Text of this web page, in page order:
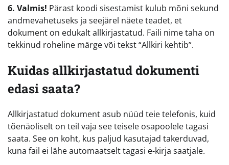
6. Valmis! Pärast koodi sisestamist kulub mõni sekund
andmevahetuseks ja seejärel näete teadet, et
dokument on edukalt allkirjastatud. Faili nime taha on
tekkinud roheline märge või tekst “Allkiri kehtib”.
Kuidas allkirjastatud dokumenti
edasi saata?
Allkirjastatud dokument asub nüüd teie telefonis, kuid
tõenäoliselt on teil vaja see teisele osapoolele tagasi
saata. See on koht, kus paljud kasutajad takerduvad,
kuna fail ei lähe automaatselt tagasi e-kirja saatjale.